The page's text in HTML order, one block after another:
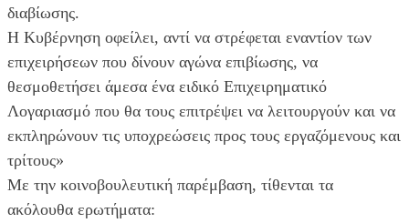
διαβίωσης.
Η Κυβέρνηση οφείλει, αντί να στρέφεται εναντίον των
επιχειρήσεων που δίνουν αγώνα επιβίωσης, να
θεσμοθετήσει άμεσα ένα ειδικό Επιχειρηματικό
Λογαριασμό που θα τους επιτρέψει να λειτουργούν και να
εκπληρώνουν τις υποχρεώσεις προς τους εργαζόμενους και
τρίτους»
Με την κοινοβουλευτική παρέμβαση, τίθενται τα
ακόλουθα ερωτήματα: